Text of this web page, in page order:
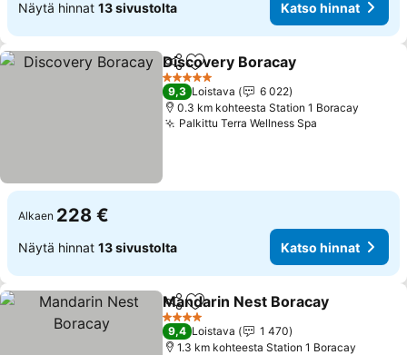
Näytä hinnat 13 sivustolta Katso hinnat
Jaa Lisää suosikkeihin
Discovery Boracay
5 Tähtiluokitus
9,3 Loistava
6 022
0.3 km kohteesta Station 1 Boracay
Palkittu Terra Wellness Spa
Alkaen 228 €
Näytä hinnat 13 sivustolta Katso hinnat
Jaa Lisää suosikkeihin
Mandarin Nest Boracay
4 Tähtiluokitus
9,4 Loistava
1 470
1.3 km kohteesta Station 1 Boracay